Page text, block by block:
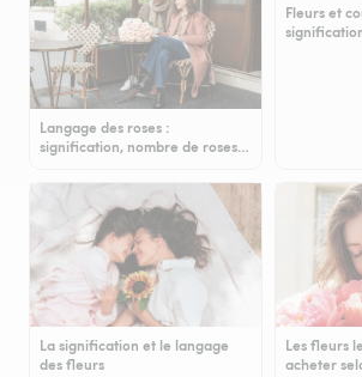
Langage des roses :
signification, nombre de roses…
Fleurs et
La signification et le langage
des fleurs
Les fleurs
acheter